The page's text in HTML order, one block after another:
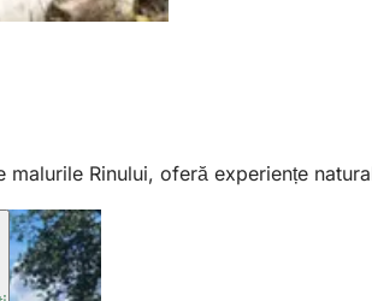
Rinului, oferă experiențe